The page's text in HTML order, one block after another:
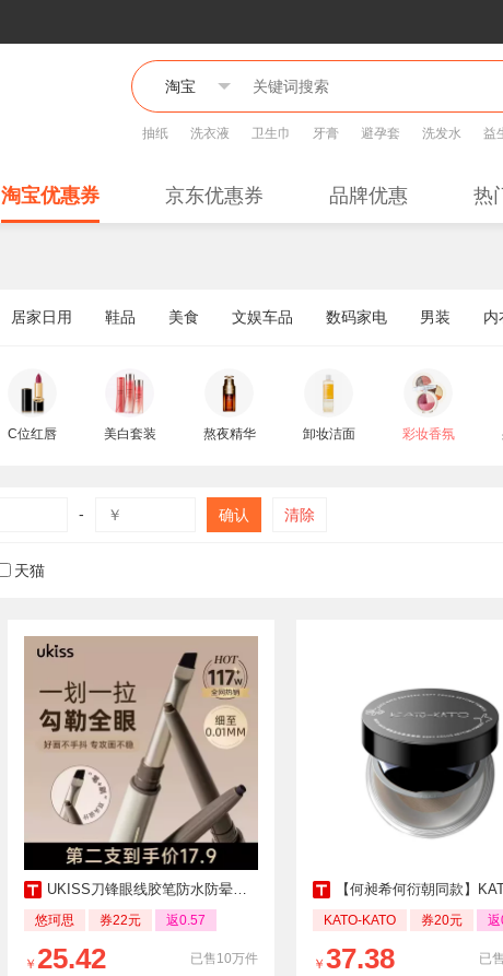
抽纸 洗衣液 卫生巾 牙膏 避孕套 洗发水 益
淘宝优惠券 京东优惠券 品牌优惠 热
居家日用 鞋品 美食 文娱车品 数码家电 男装 内
C位红唇 美白套装 熬夜精华 卸妆洁面 彩妆香氛
- 确认 清除
天猫
UKISS刀锋眼线胶笔防水防晕持久双头极细
悠珂思 券22元 返0.57
已售10万件
￥ 25.42
【何昶希何衍朝同款】KATO定妆散
KATO-KATO 券20元 返
已
￥ 37.38